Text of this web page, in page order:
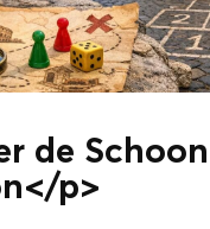
de
p>